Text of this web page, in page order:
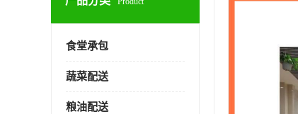
食堂承包
蔬菜配送
粮油配送